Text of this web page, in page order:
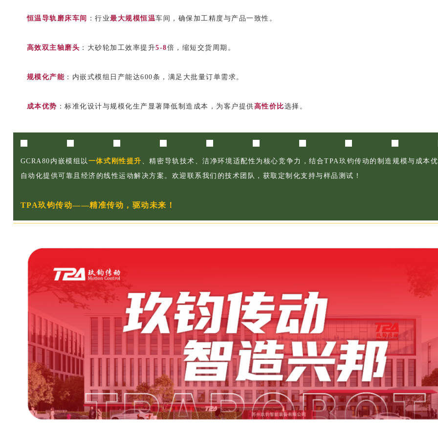
恒温导轨磨床车间 ：行业最大规模恒温车间，确保加工精度与产品一致性。
高效双主轴磨头 ：大砂轮加工效率提升5-8倍，缩短交货周期。
规模化产能 ：内嵌式模组日产能达600条，满足大批量订单需求。
成本优势 ：标准化设计与规模化生产显著降低制造成本，为客户提供高性价比选择。
GCRA80内嵌模组以 一体式刚性提升 、精密导轨技术、洁净环境适配性为核心竞争力，结合TPA玖钧传动的制造规模与成本
自动化提供可靠且经济的线性运动解决方案。欢迎联系我们的技术团队，获取定制化支持与样品测试！
TPA玖钧传动——精准传动，驱动未来！